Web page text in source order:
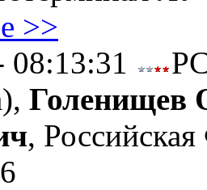
>>
08:13:31
Голенищев
,